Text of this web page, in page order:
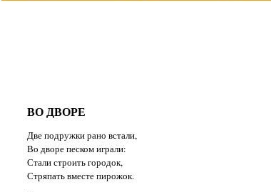
ВО ДВОРЕ
Две подружки рано встали,
Во дворе песком играли:
Стали строить городок,
Стряпать вместе пирожок.